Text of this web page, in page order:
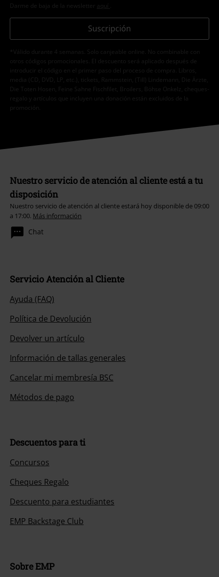
Darme de baja de la newsletter
aquí
Suscripción
*Válido durante 4 semanas. Solo canjeable online. No combinable con
otros códigos promocionales. El descuento será aplicado después de
introducir el código en el primer paso del proceso de compra. Libros,
media (CD, DVD, LP, etc.), tickets, Rammstein, (Till) Lindemann, Die Ärzte,
Die Toten Hosen, Feine Sahne Fischfilet, Broilers, Böhse Onkelz, cheques-
regalo y artículos que incluyen una donación están excluidos de la
promoción.
Nuestro servicio de atención al cliente está a tu
disposición
Nuestro servicio de atención al cliente estará hoy disponible de 09:00
a 17:00. Más información
Chat
Servicio Atención al Cliente
Ayuda (FAQ)
Política de Devolución
Devolver un artículo
Información de tallas generales
Cancelar mi membresía BSC
Métodos de pago
Descuentos para ti
Concursos
Cheques Regalo
Descuento para estudiantes
EMP Backstage Club
Sobre EMP